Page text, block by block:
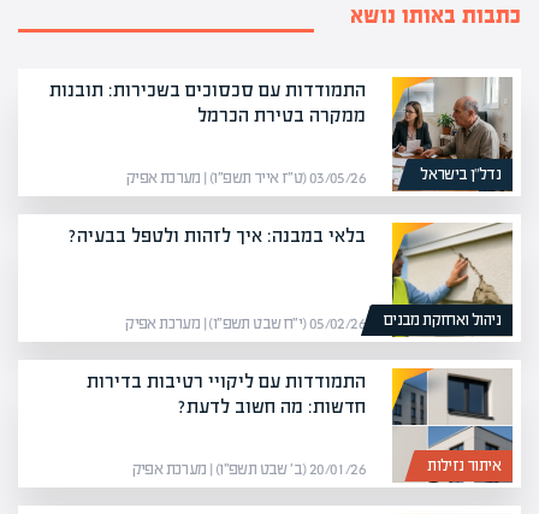
כתבות באותו נושא
נדל”ן בישראל
התמודדות עם סכסוכים בשכירות: תובנות
ממקרה בטירת הכרמל
03/05/26 (ט״ז אייר תשפ״ו) | מערכת אפיק
ניהול ואחזקת מבנים
בלאי במבנה: איך לזהות ולטפל בבעיה?
05/02/26 (י״ח שבט תשפ״ו) | מערכת אפיק
איתור נזילות
התמודדות עם ליקויי רטיבות בדירות
חדשות: מה חשוב לדעת?
20/01/26 (ב׳ שבט תשפ״ו) | מערכת אפיק